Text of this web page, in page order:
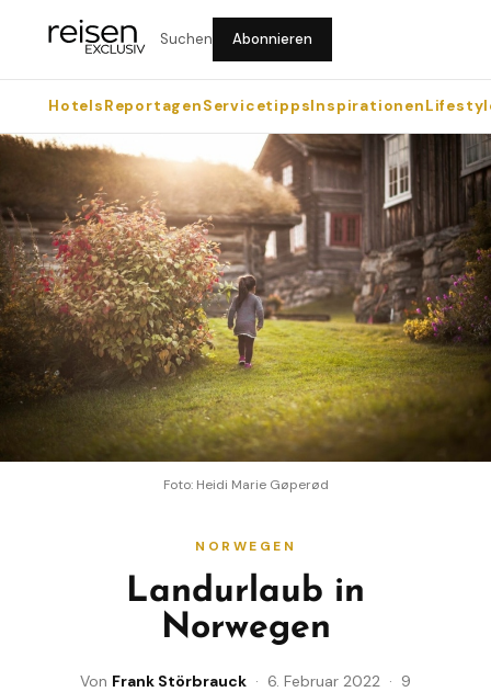
Suchen Abonnieren
HotelsReportagenServicetippsInspirationen
Foto: Heidi Marie Gøperød
NORWEGEN
Landurlaub in
Norwegen
Von Frank Störbrauck · 6. Februar 2022 · 9